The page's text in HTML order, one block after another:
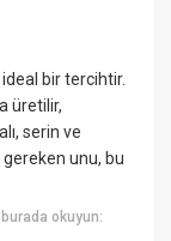
bir tercihtir.
üretilir,
serin ve
unu, bu
burada okuyun: